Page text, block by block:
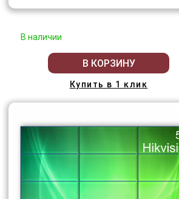
В наличии
В КОРЗИНУ
Купить в 1 клик